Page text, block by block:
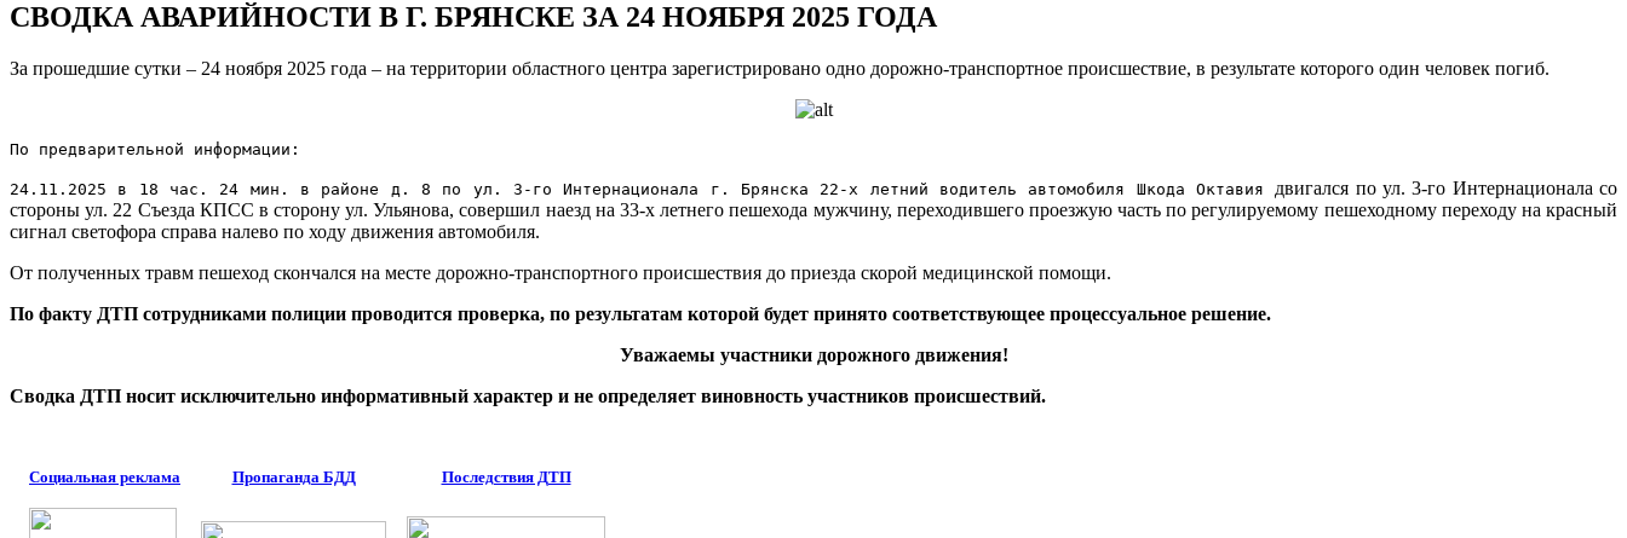
СВОДКА АВАРИЙНОСТИ В Г. БРЯНСКЕ ЗА 24 НОЯБРЯ 2025 ГОДА
За прошедшие сутки – 24 ноября 2025 года – на территории областного центра зарегистрировано одно дорожно-транспортное происшествие, в результате которого один человек погиб.
По предварительной информации:
24.11.2025 в 18 час. 24 мин. в районе д. 8 по ул. 3-го Интернационала г. Брянска 22-х летний водитель автомобиля Шкода Октавиядвигался по ул. 3-го Интернационала со
стороны ул. 22 Съезда КПСС в сторону ул. Ульянова, совершил наезд на 33-х летнего пешехода мужчину, переходившего проезжую часть по регулируемому пешеходному переходу на красный
сигнал светофора справа налево по ходу движения автомобиля.
От полученных травм пешеход скончался на месте дорожно-транспортного происшествия до приезда скорой медицинской помощи.
По факту ДТП сотрудниками полиции проводится проверка, по результатам которой будет принято соответствующее процессуальное решение.
Уважаемы участники дорожного движения!
Сводка ДТП носит исключительно информативный характер и не определяет виновность участников происшествий.
Социальная реклама Пропаганда БДД Последствия ДТП